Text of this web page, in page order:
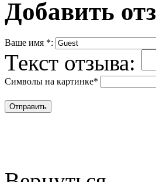
Добавить
Ваше имя *:
Текст отзыва:
Символы на картинке*